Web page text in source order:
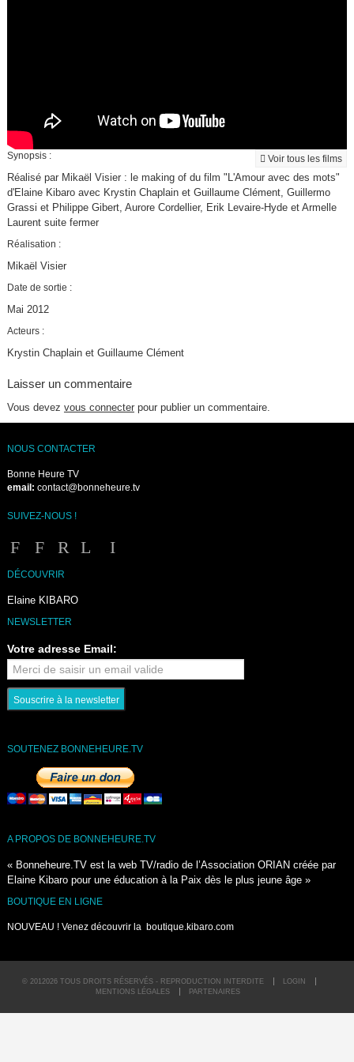
Voir tous les films
Synopsis :
Réalisé par Mikaël Visier : le making of du film "L'Amour avec des mots"
d'Elaine Kibaro avec Krystin Chaplain et Guillaume Clément, Guillermo
Grassi et Philippe Gibert, Aurore Cordellier, Erik Levaire-Hyde et Armelle
Laurent suite fermer
Réalisation :
Mikaël Visier
Date de sortie :
Mai 2012
Acteurs :
Krystin Chaplain et Guillaume Clément
Laisser un commentaire
Vous devez vous connecterpour publier un commentaire.
NOUS CONTACTER
Bonne Heure TV
email: contact@bonneheure.tv
SUIVEZ-NOUS !
DÉCOUVRIR
Elaine KIBARO
NEWSLETTER
Votre adresse Email:
SOUTENEZ BONNEHEURE.TV
A PROPOS DE BONNEHEURE.TV
« Bonneheure.TV est la web TV/radio de l’Association ORIAN créée par
Elaine Kibaro pour une éducation à la Paix dès le plus jeune âge »
BOUTIQUE EN LIGNE
NOUVEAU ! Venez découvrir la boutique.kibaro.com
© 2012026 TOUS DROITS RÉSERVÉS - REPRODUCTION INTERDITE
LOGIN
MENTIONS LÉGALES
PARTENAIRES